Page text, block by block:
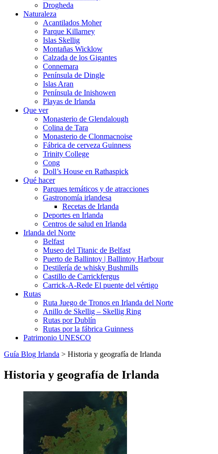
Drogheda
Naturaleza
Acantilados Moher
Parque Killarney
Islas Skellig
Montañas Wicklow
Calzada de los Gigantes
Connemara
Península de Dingle
Islas Aran
Península de Inishowen
Playas de Irlanda
Que ver
Monasterio de Glendalough
Colina de Tara
Monasterio de Clonmacnoise
Fábrica de cerveza Guinness
Trinity College
Cong
Doll’s House en Rathaspick
Qué hacer
Parques temáticos y de atracciones
Gastronomía irlandesa
Recetas de Irlanda
Deportes en Irlanda
Centros de salud en Irlanda
Irlanda del Norte
Belfast
Museo del Titanic de Belfast
Puerto de Ballintoy | Ballintoy Harbour
Destilería de whisky Bushmills
Castillo de Carrickfergus
Carrick-A-Rede El puente del vértigo
Rutas
Ruta Juego de Tronos en Irlanda del Norte
Anillo de Skellig – Skellig Ring
Rutas por Dublín
Rutas por la fábrica Guinness
Patrimonio UNESCO
Guía Blog Irlanda > Historia y geografía de Irlanda
Historia y geografía de Irlanda